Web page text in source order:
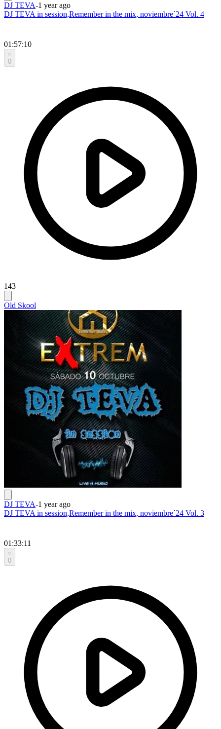
DJ TEVA-1 year ago
DJ TEVA in session,Remember in the mix, noviembre´24 Vol. 4
01:57:10
0
143
Old Skool
DJ TEVA-1 year ago
DJ TEVA in session,Remember in the mix, noviembre´24 Vol. 3
01:33:11
0